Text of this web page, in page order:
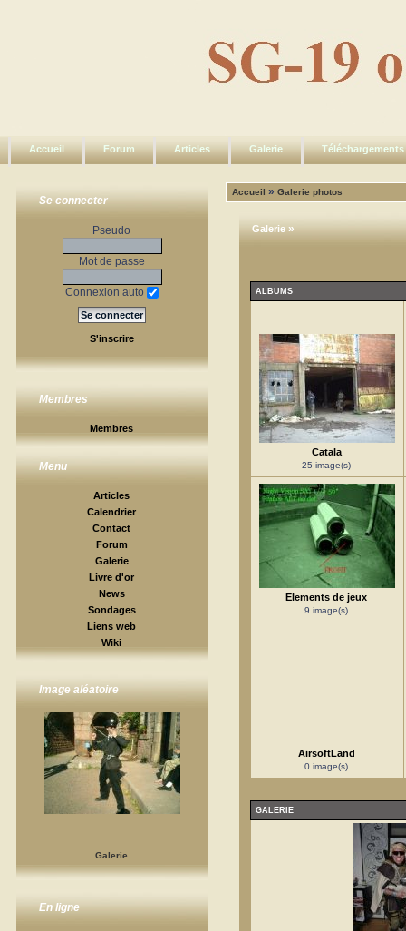
Accueil Forum Articles Galerie Téléchargements
Se connecter
Pseudo
Mot de passe
Connexion auto
S'inscrire
Membres
Membres
Menu
Articles
Calendrier
Contact
Forum
Galerie
Livre d'or
News
Sondages
Liens web
Wiki
Image aléatoire
Galerie
En ligne
Accueil »Galerie photos
Galerie »
ALBUMS
Catala
25 image(s)
Elements de jeux
9 image(s)
AirsoftLand
0 image(s)
GALERIE